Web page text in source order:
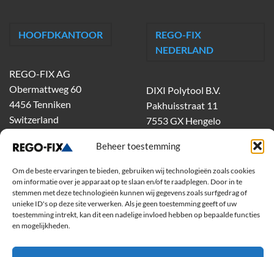
Beheer toestemming
Om de beste ervaringen te bieden, gebruiken wij technologieën zoals cookies
om informatie over je apparaat op te slaan en/of te raadplegen. Door in te
stemmen met deze technologieën kunnen wij gegevens zoals surfgedrag of
unieke ID's op deze site verwerken. Als je geen toestemming geeft of uw
toestemming intrekt, kan dit een nadelige invloed hebben op bepaalde functies
en mogelijkheden.
HOOFDKANTOOR
REGO-FIX AG
Obermattweg 60
4456 Tenniken
Switzerland
REGO-FIX
NEDERLAND
DIXI Polytool B.V.
Pakhuisstraat 11
7553 GX Hengelo
dixiholland@dixi.com
www.dixipolytool.com
Volg ons op Youtube
Volg ons op Linkedin